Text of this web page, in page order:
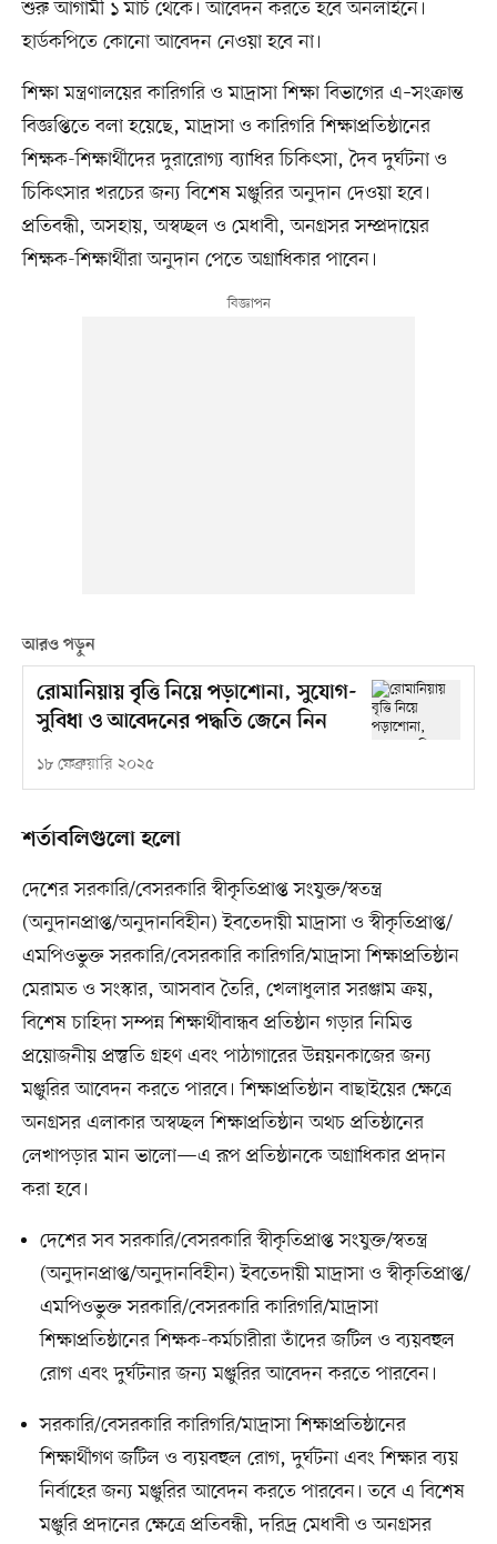
শুরু আগামী ১ মার্চ থেকে। আবেদন করতে হবে অনলাইনে।
হার্ডকপিতে কোনো আবেদন নেওয়া হবে না।
শিক্ষা মন্ত্রণালয়ের কারিগরি ও মাদ্রাসা শিক্ষা বিভাগের এ–সংক্রান্ত
বিজ্ঞপ্তিতে বলা হয়েছে, মাদ্রাসা ও কারিগরি শিক্ষাপ্রতিষ্ঠানের
শিক্ষক-শিক্ষার্থীদের দুরারোগ্য ব্যাধির চিকিৎসা, দৈব দুর্ঘটনা ও
চিকিৎসার খরচের জন্য বিশেষ মঞ্জুরির অনুদান দেওয়া হবে।
প্রতিবন্ধী, অসহায়, অস্বচ্ছল ও মেধাবী, অনগ্রসর সম্প্রদায়ের
শিক্ষক-শিক্ষার্থীরা অনুদান পেতে অগ্রাধিকার পাবেন।
আরও পড়ুন
রোমানিয়ায় বৃত্তি নিয়ে পড়াশোনা, সুযোগ-
সুবিধা ও আবেদনের পদ্ধতি জেনে নিন
১৮ ফেব্রুয়ারি ২০২৫
শর্তাবলিগুলো হলো
দেশের সরকারি/বেসরকারি স্বীকৃতিপ্রাপ্ত সংযুক্ত/স্বতন্ত্র
(অনুদানপ্রাপ্ত/অনুদানবিহীন) ইবতেদায়ী মাদ্রাসা ও স্বীকৃতিপ্রাপ্ত/
এমপিওভুক্ত সরকারি/বেসরকারি কারিগরি/মাদ্রাসা শিক্ষাপ্রতিষ্ঠান
মেরামত ও সংস্কার, আসবাব তৈরি, খেলাধুলার সরঞ্জাম ক্রয়,
বিশেষ চাহিদা সম্পন্ন শিক্ষার্থীবান্ধব প্রতিষ্ঠান গড়ার নিমিত্ত
প্রয়োজনীয় প্রস্তুতি গ্রহণ এবং পাঠাগারের উন্নয়নকাজের জন্য
মঞ্জুরির আবেদন করতে পারবে। শিক্ষাপ্রতিষ্ঠান বাছাইয়ের ক্ষেত্রে
অনগ্রসর এলাকার অস্বচ্ছল শিক্ষাপ্রতিষ্ঠান অথচ প্রতিষ্ঠানের
লেখাপড়ার মান ভালো—এ রূপ প্রতিষ্ঠানকে অগ্রাধিকার প্রদান
করা হবে।
দেশের সব সরকারি/বেসরকারি স্বীকৃতিপ্রাপ্ত সংযুক্ত/স্বতন্ত্র
(অনুদানপ্রাপ্ত/অনুদানবিহীন) ইবতেদায়ী মাদ্রাসা ও স্বীকৃতিপ্রাপ্ত/
এমপিওভুক্ত সরকারি/বেসরকারি কারিগরি/মাদ্রাসা
শিক্ষাপ্রতিষ্ঠানের শিক্ষক-কর্মচারীরা তাঁদের জটিল ও ব্যয়বহুল
রোগ এবং দুর্ঘটনার জন্য মঞ্জুরির আবেদন করতে পারবেন।
সরকারি/বেসরকারি কারিগরি/মাদ্রাসা শিক্ষাপ্রতিষ্ঠানের
শিক্ষার্থীগণ জটিল ও ব্যয়বহুল রোগ, দুর্ঘটনা এবং শিক্ষার ব্যয়
নির্বাহের জন্য মঞ্জুরির আবেদন করতে পারবেন। তবে এ বিশেষ
মঞ্জুরি প্রদানের ক্ষেত্রে প্রতিবন্ধী, দরিদ্র মেধাবী ও অনগ্রসর